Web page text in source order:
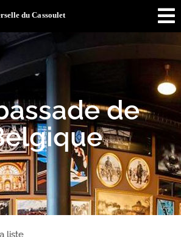
de
liste